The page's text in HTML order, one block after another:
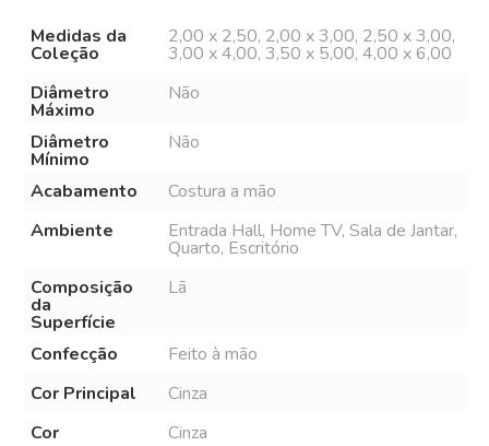
Medidas da
Coleção
2,00 x 2,50, 2,00 x 3,00, 2,50 x 3,00,
3,00 x 4,00, 3,50 x 5,00, 4,00 x 6,00
Diâmetro
Máximo
Não
Diâmetro
Mínimo
Não
Acabamento
Costura a mão
Ambiente
Entrada Hall, Home TV, Sala de Jantar,
Quarto, Escritório
Composição
da
Superfície
Lã
Confecção
Feito à mão
Cor Principal
Cinza
Cor
Cinza